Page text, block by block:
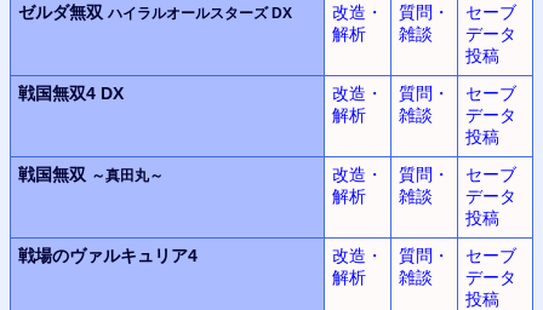
ゼルダ無双 ハイラルオールスターズ DX
改造・
解析
質問・
雑談
セーブ
データ
投稿
戦国無双4 DX
改造・
解析
質問・
雑談
セーブ
データ
投稿
戦国無双 ～真田丸～
改造・
解析
質問・
雑談
セーブ
データ
投稿
戦場のヴァルキュリア4
改造・
解析
質問・
雑談
セーブ
データ
投稿